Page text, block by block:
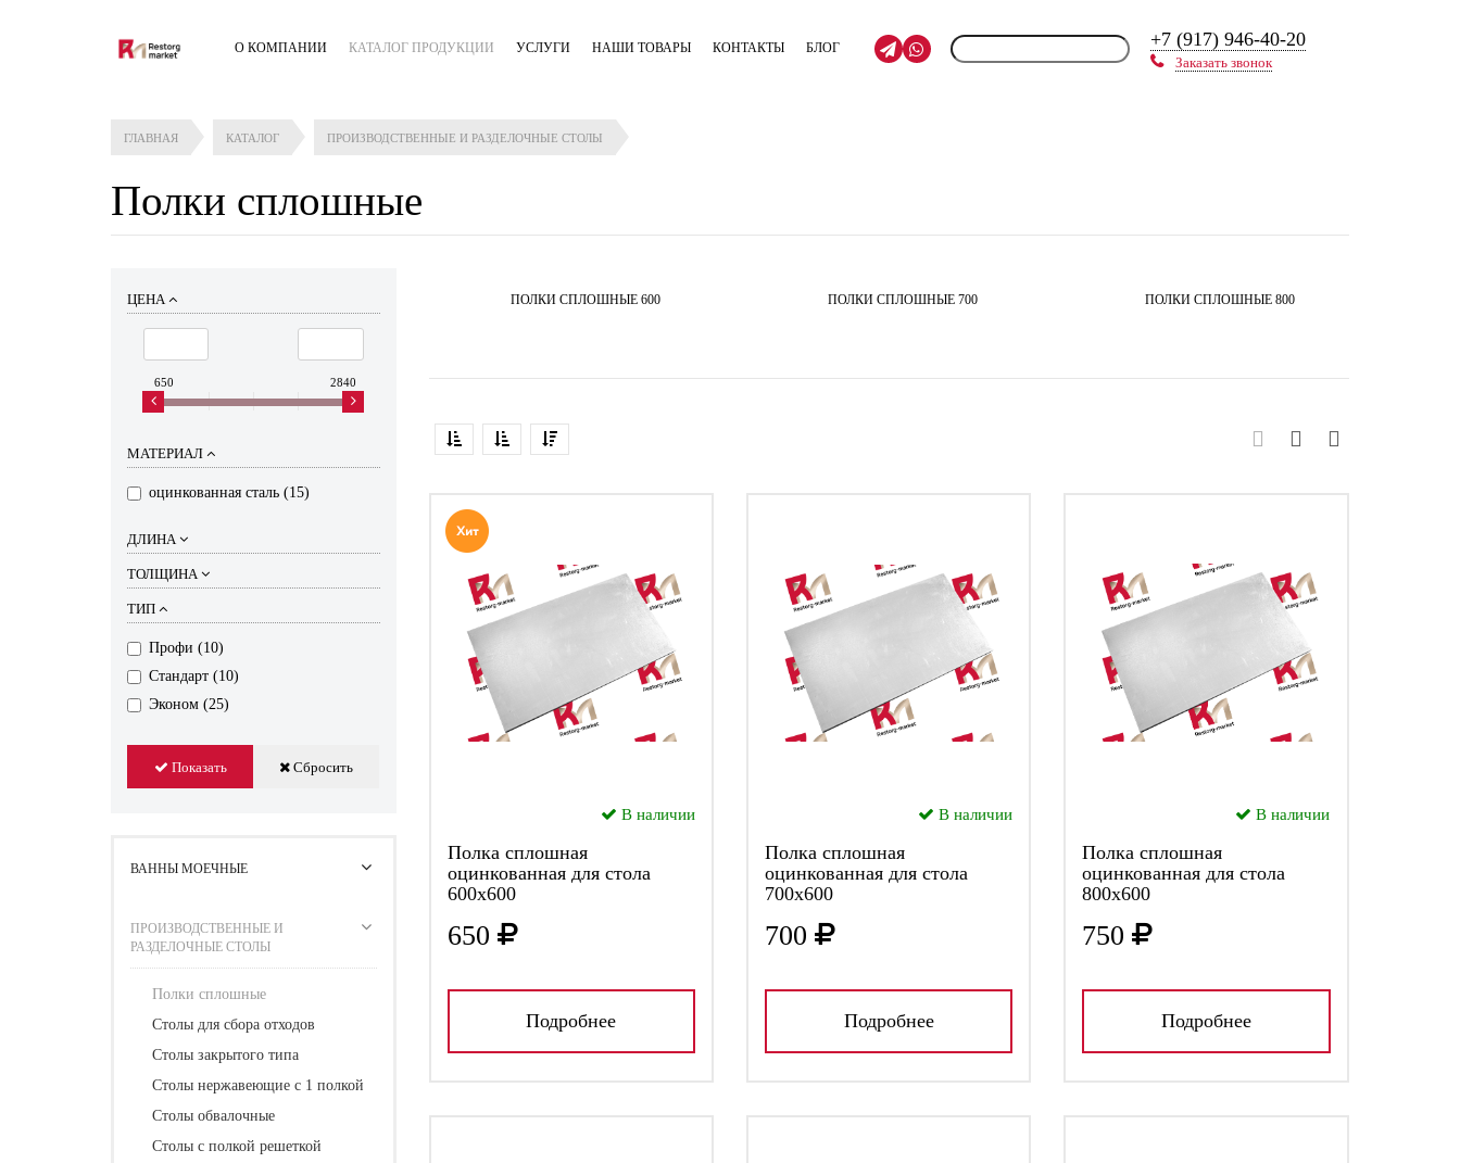
О КОМПАНИИ КАТАЛОГ ПРОДУКЦИИ УСЛУГИ НАШИ ТОВАРЫ КОНТАКТЫ БЛОГ +7 (917) 946-40-20
Заказать звонок
ГЛАВНАЯ КАТАЛОГ ПРОИЗВОДСТВЕННЫЕ И РАЗДЕЛОЧНЫЕ СТОЛЫ
Полки сплошные
ЦЕНА
650 2840
МАТЕРИАЛ
оцинкованная сталь (15)
ДЛИНА
ТОЛЩИНА
ТИП
Профи (10)
Стандарт (10)
Эконом (25)
Показать Сбросить
ВАННЫ МОЕЧНЫЕ
ПРОИЗВОДСТВЕННЫЕ И
РАЗДЕЛОЧНЫЕ СТОЛЫ
Полки сплошные
Столы для сбора отходов
Столы закрытого типа
Столы нержавеющие с 1 полкой
Столы обвалочные
Столы с полкой решеткой
ПОЛКИ СПЛОШНЫЕ 600 ПОЛКИ СПЛОШНЫЕ 700 ПОЛКИ СПЛОШНЫЕ 800
В наличии
Полка сплошная
оцинкованная для стола
600х600
650
Подробнее
В наличии
Полка сплошная
оцинкованная для стола
700х600
700
Подробнее
В наличии
Полка сплошная
оцинкованная для стола
800х600
750
Подробнее